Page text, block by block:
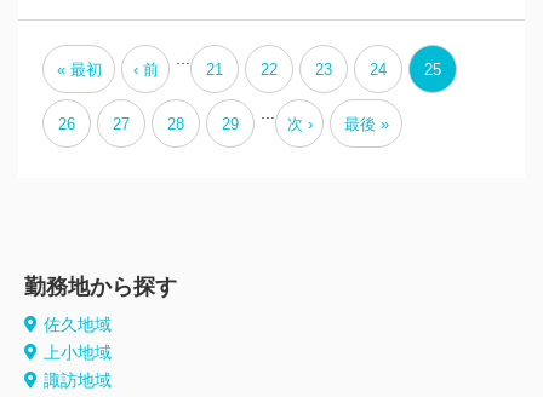
« 最初 ‹ 前 21 22 23 24 25
26 27 28 29 次 › 最後 »
勤務地から探す
佐久地域
上小地域
諏訪地域